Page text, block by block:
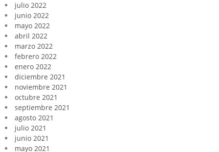
julio 2022
junio 2022
mayo 2022
abril 2022
marzo 2022
febrero 2022
enero 2022
diciembre 2021
noviembre 2021
octubre 2021
septiembre 2021
agosto 2021
julio 2021
junio 2021
mayo 2021